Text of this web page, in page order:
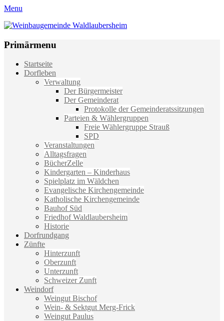
Menu
Weinbaugemeinde Waldlaubersheim
Primärmenu
Weiter
zum
Startseite
Dorfleben
Verwaltung
Der Bürgermeister
Der Gemeinderat
Protokolle der Gemeinderatssitzungen
Parteien & Wählergruppen
Freie Wählergruppe Strauß
SPD
Veranstaltungen
Alltagsfragen
BücherZelle
Kindergarten – Kinderhaus
Spielplatz im Wäldchen
Evangelische Kirchengemeinde
Katholische Kirchengemeinde
Bauhof Süd
Friedhof Waldlaubersheim
Historie
Dorfrundgang
Zünfte
Hinterzunft
Oberzunft
Unterzunft
Schweizer Zunft
Weindorf
Weingut Bischof
Wein- & Sektgut Merg-Frick
Weingut Paulus